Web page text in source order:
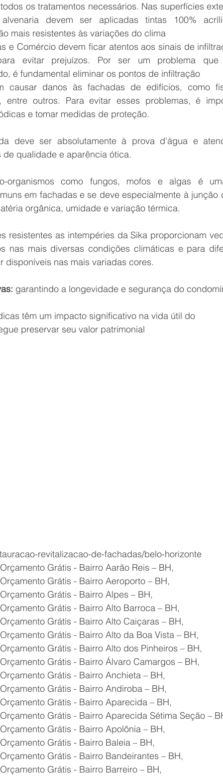
época para pintar a
Reforma de Fachada Predial Prédios
Desplacamento revestimento evitar
Fachada Predial
de fachadas prediais
os tratamentos necessários. Nas superfícies
devem ser aplicadas tintas 100%
mais resistentes às variações do clima
e Comércio devem ficar atentos aos sinais de
evitar prejuízos. Por ser um problema que
é fundamental eliminar os pontos de infiltração
causar danos às fachadas de edifícios, como
entre outros. Para evitar esses problemas, é
e tomar medidas de proteção.
deve ser absolutamente à prova d'água e
qualidade e aparência ótica.
organismos como fungos, mofos e algas é
em fachadas e se deve especialmente à junção
orgânica, umidade e variação térmica.
resistentes as intempéries da Sika proporcionam
nas mais diversas condições climáticas e para
disponíveis nas mais variadas cores.
garantindo a longevidade e segurança do
têm um impacto significativo na vida útil do
preservar seu valor patrimonial
revitalizacao-de-fachadas/belo-horizonte
Grátis - Bairro Aarão Reis – BH,
Grátis - Bairro Aeroporto – BH,
Grátis - Bairro Alpes – BH,
Grátis - Bairro Alto Barroca – BH,
Grátis - Bairro Alto Caiçaras – BH,
Grátis - Bairro Alto da Boa Vista – BH,
Grátis - Bairro Alto dos Pinheiros – BH,
Grátis - Bairro Álvaro Camargos – BH,
Grátis - Bairro Anchieta – BH,
Grátis - Bairro Andiroba – BH,
Grátis - Bairro Aparecida – BH,
Grátis - Bairro Aparecida Sétima Seção –
Grátis - Bairro Apolônia – BH,
Grátis - Bairro Baleia – BH,
Grátis - Bairro Bandeirantes – BH,
Grátis - Bairro Barreiro – BH,